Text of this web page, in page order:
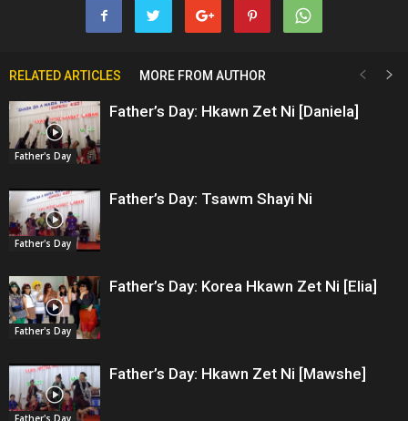
RELATED ARTICLES MORE FROM AUTHOR
Father's Day
Father’s Day: Hkawn Zet Ni [Daniela]
Father's Day
Father’s Day: Tsawm Shayi Ni
Father's Day
Father’s Day: Korea Hkawn Zet Ni [Elia]
Father's Day
Father’s Day: Hkawn Zet Ni [Mawshe]